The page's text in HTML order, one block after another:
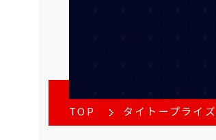
TOP タイトープライズ